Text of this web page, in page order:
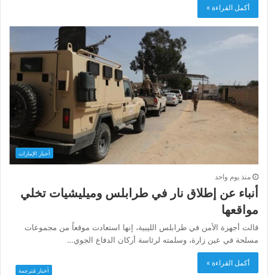
أكمل القراءة »
أخبار الإمارات
منذ يوم واحد
أنباء عن إطلاق نار في طرابلس وميليشيات تخلي
مواقعها
قالت أجهزة الأمن في طرابلس الليبية، إنها استعادت موقعاً من مجموعات
مسلحة في عين زارة، وسلمته لرئاسة أركان الدفاع الجوي…
أكمل القراءة »
أخبار مُترجمة